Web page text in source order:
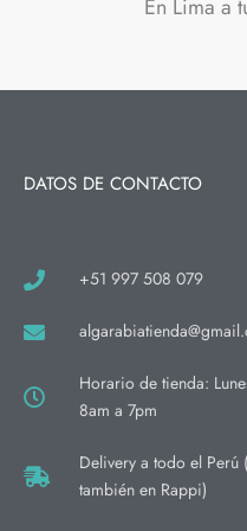
En Lima a
DATOS DE CONTACTO
+51 997 508 079
Horario de tienda:
8am a 7pm
Delivery a todo el Perú
también en Rappi)